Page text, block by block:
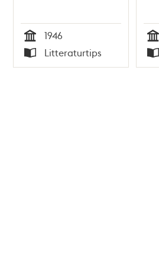
Tid
1946
Typ
Litteraturtips Tid
Typ